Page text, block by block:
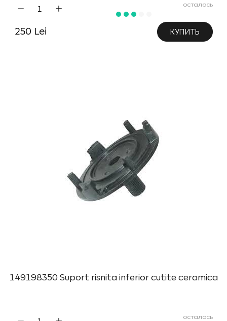
осталось
250 Lei КУПИТЬ
149198350 Suport risnita inferior cutite ceramica
осталось